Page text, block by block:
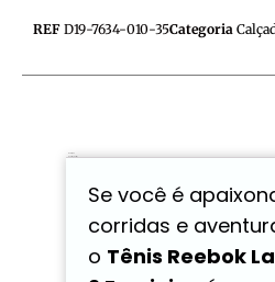
REF D19-7634-010-35Categoria
Se você é
corridas e
o Tênis Reebok